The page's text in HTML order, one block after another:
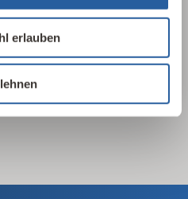
erlauben